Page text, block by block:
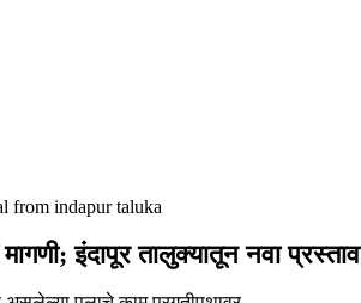
from indapur taluka
इंदापूर तालुक्यातून नवा प्रस्ताव